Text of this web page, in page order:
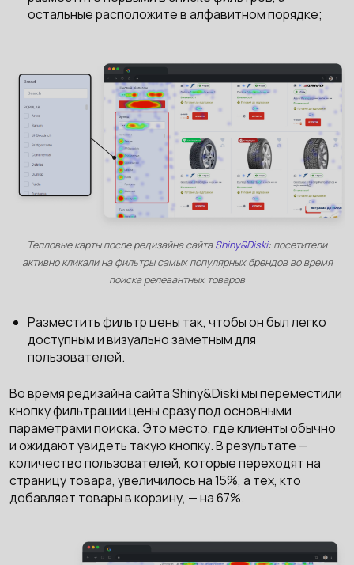
остальные расположите в алфавитном порядке;
Тепловые карты после редизайна сайтаShiny&Diski: посетители
активно кликали на фильтры самых популярных брендов во время
поиска релевантных товаров
Разместить фильтр цены так, чтобы он был легко
доступным и визуально заметным для
пользователей.
Во время редизайна сайта Shiny&Diski мы переместили
кнопку фильтрации цены сразу под основными
параметрами поиска. Это место, где клиенты обычно
и ожидают увидеть такую кнопку. В результате —
количество пользователей, которые переходят на
страницу товара, увеличилось на 15%, а тех, кто
добавляет товары в корзину, — на 67%.